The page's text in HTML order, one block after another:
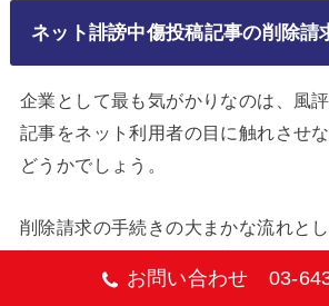
ネット誹謗中傷投稿記事の削除請
企業として最も気がかりなのは、風
記事をネット利用者の目に触れさせ
どうかでしょう。
削除請求の手続きの大まかな流れとし
します。削除請求のポイン
お問い合わせ 03-